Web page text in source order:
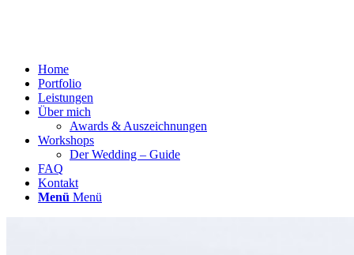
Home
Portfolio
Leistungen
Über mich
Awards & Auszeichnungen
Workshops
Der Wedding – Guide
FAQ
Kontakt
Menü Menü